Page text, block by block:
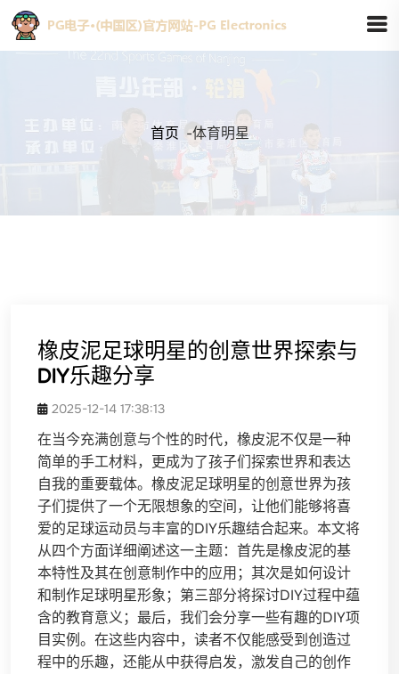
首页 -体育明星
橡皮泥足球明星的创意世界探索与
DIY乐趣分享
2025-12-14 17:38:13
在当今充满创意与个性的时代，橡皮泥不仅是一种
简单的手工材料，更成为了孩子们探索世界和表达
自我的重要载体。橡皮泥足球明星的创意世界为孩
子们提供了一个无限想象的空间，让他们能够将喜
爱的足球运动员与丰富的DIY乐趣结合起来。本文将
从四个方面详细阐述这一主题：首先是橡皮泥的基
本特性及其在创意制作中的应用；其次是如何设计
和制作足球明星形象；第三部分将探讨DIY过程中蕴
含的教育意义；最后，我们会分享一些有趣的DIY项
目实例。在这些内容中，读者不仅能感受到创造过
程中的乐趣，还能从中获得启发，激发自己的创作